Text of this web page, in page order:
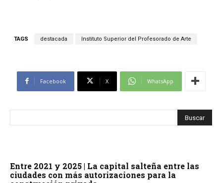
TAGS destacada Instituto Superior del Profesorado de Arte
Facebook X WhatsApp
Entre 2021 y 2025 | La capital salteña entre las
ciudades con más autorizaciones para la